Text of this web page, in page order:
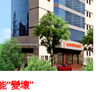
“變壞”